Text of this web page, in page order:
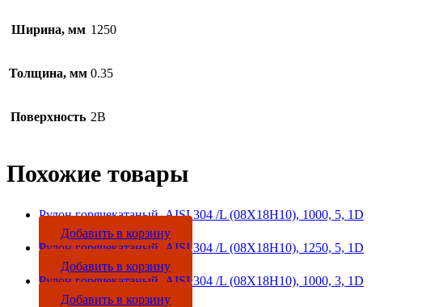
Ширина, мм 1250
Толщина, мм 0.35
Поверхность 2B
Похожие товары
Рулон горячекатаный, AISI 304 /L (08Х18Н10), 1000, 5, 1D
Добавить в корзину
Рулон горячекатаный, AISI 304 /L (08Х18Н10), 1250, 5, 1D
Добавить в корзину
Рулон горячекатаный, AISI 304 /L (08Х18Н10), 1000, 3, 1D
Добавить в корзину